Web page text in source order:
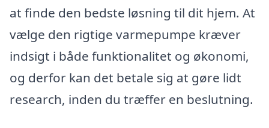
at finde den bedste løsning til dit hjem. At
vælge den rigtige varmepumpe kræver
indsigt i både funktionalitet og økonomi,
og derfor kan det betale sig at gøre lidt
research, inden du træffer en beslutning.